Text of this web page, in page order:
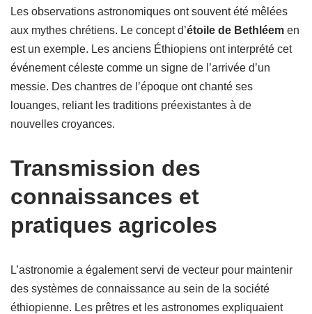
Les observations astronomiques ont souvent été mêlées
aux mythes chrétiens. Le concept d’étoile de Bethléem en
est un exemple. Les anciens Éthiopiens ont interprété cet
événement céleste comme un signe de l’arrivée d’un
messie. Des chantres de l’époque ont chanté ses
louanges, reliant les traditions préexistantes à de
nouvelles croyances.
Transmission des
connaissances et
pratiques agricoles
L’astronomie a également servi de vecteur pour maintenir
des systèmes de connaissance au sein de la société
éthiopienne. Les prêtres et les astronomes expliquaient